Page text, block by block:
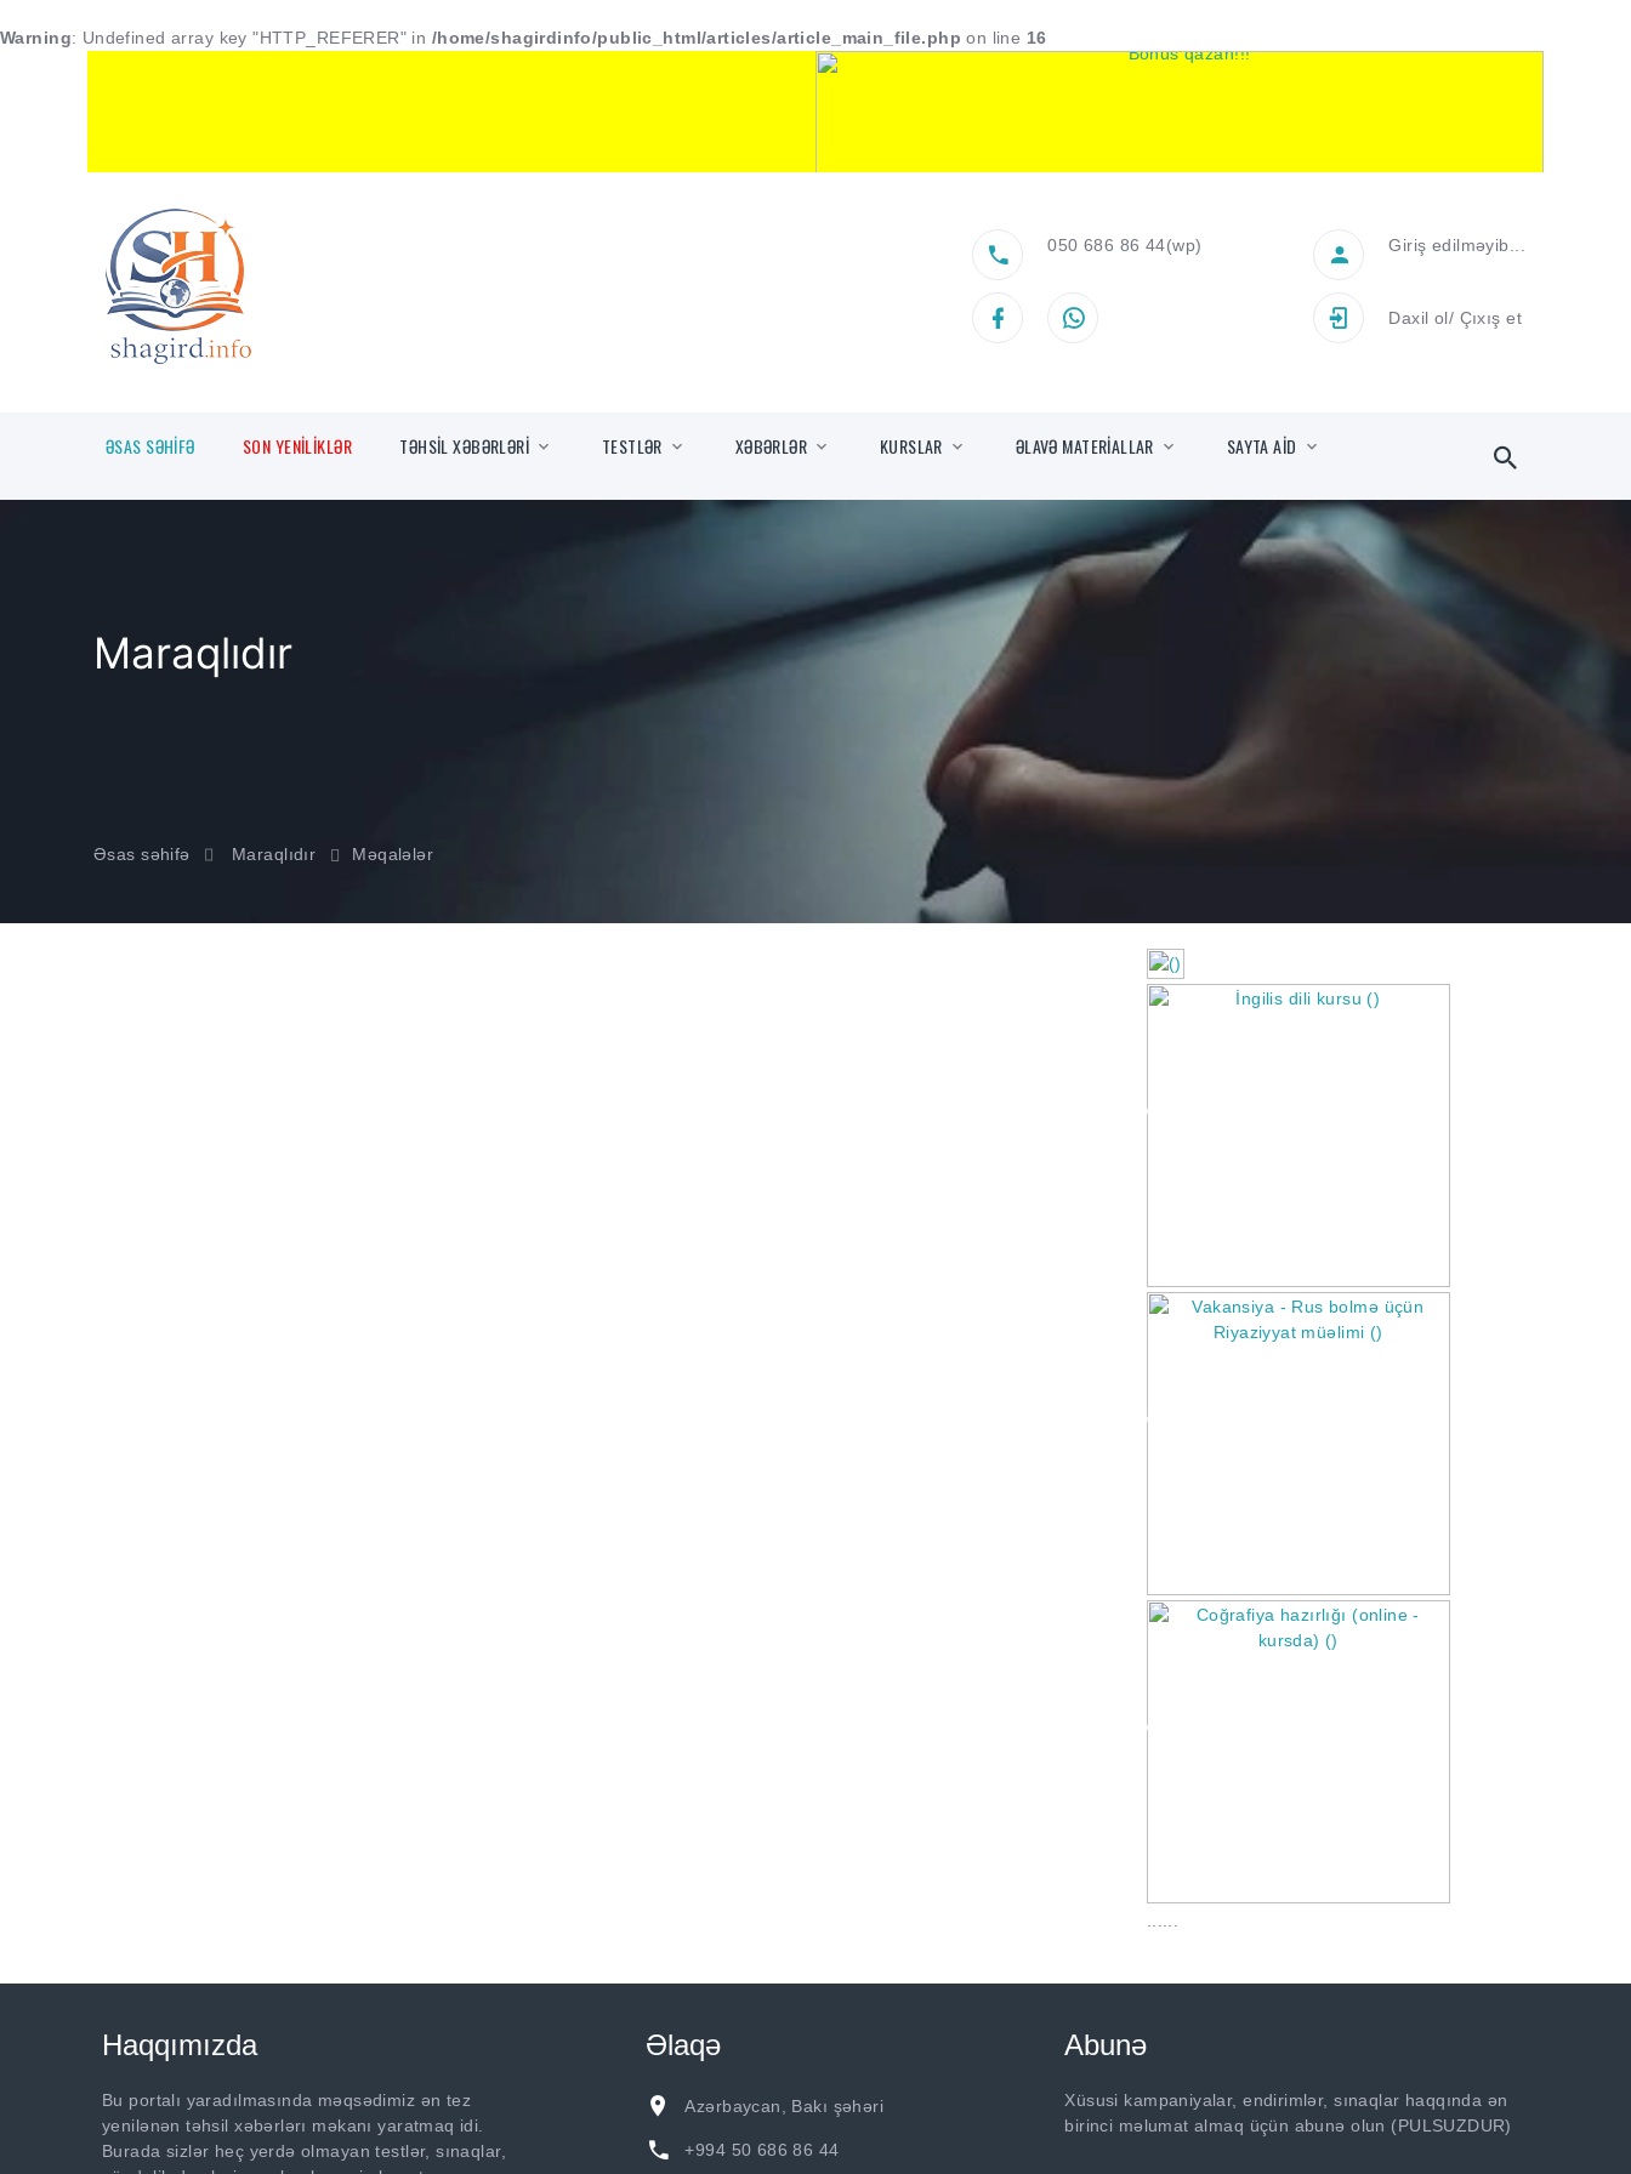
Warning: Undefined array key "HTTP_REFERER" in /home/shagirdinfo/public_html/articles/article_main_file.php on line 16
050 686 86 44(wp) Giriş edilməyib...
Daxil ol/ Çıxış et
ƏSAS SƏHİFƏ SON YENİLİKLƏR TƏHSİL XƏBƏRLƏRİ TESTLƏR XƏBƏRLƏR KURSLAR ƏLAVƏ MATERİALLAR SAYTA AİD
Maraqlıdır
Əsas səhifə Maraqlıdır Məqalələr
......
Haqqımızda
Bu portalı yaradılmasında məqsədimiz ən tez
yenilənən təhsil xəbərlərı məkanı yaratmaq idi.
Burada sizlər heç yerdə olmayan testlər, sınaqlar,
Əlaqə
Azərbaycan, Bakı şəhəri
+994 50 686 86 44
Abunə
Xüsusi kampaniyalar, endirimlər, sınaqlar haqqında ən
birinci məlumat almaq üçün abunə olun (PULSUZDUR)